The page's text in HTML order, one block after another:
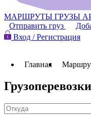
МАРШРУТЫ ГРУЗЫ
Отправить груз
Вход / Регистрация
Главная